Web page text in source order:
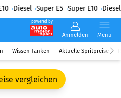
Diesel Super E5 Super E10 Diesel
powered by
Anmelden Menü
Wissen Tanken Aktuelle Spritpreise
vergleichen